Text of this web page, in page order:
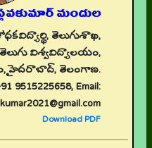
మందుల
తెలుగుశాఖ,
తెలుగు విశ్వవిద్యాలయం,
హైదరాబాద్, తెలంగాణ.
9515225658, Email:
Download PDF